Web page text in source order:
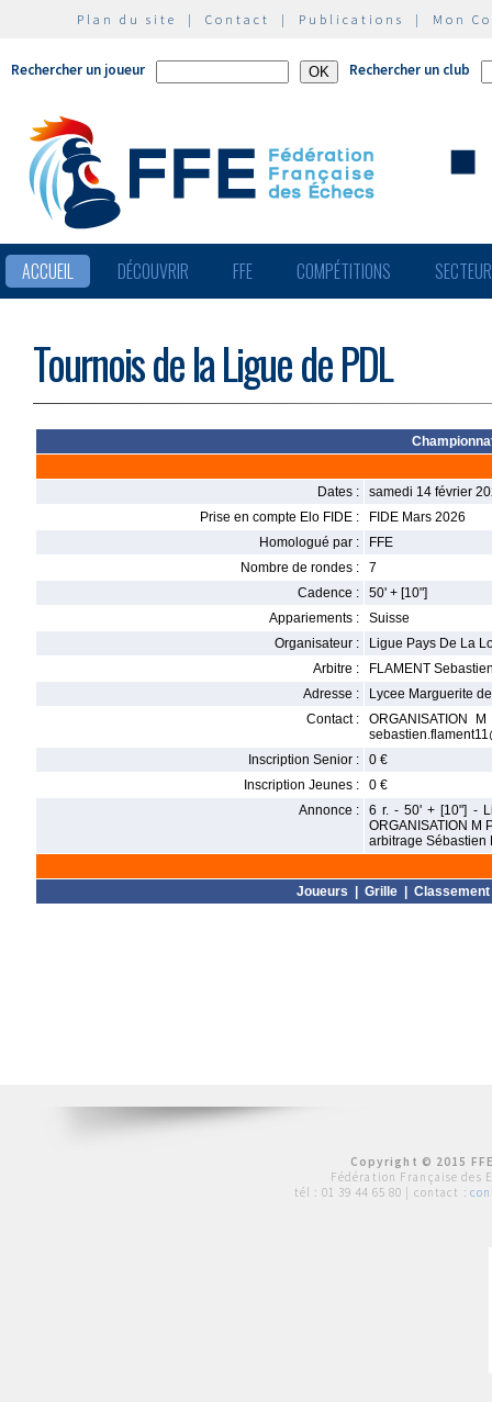
Plan du site | Contact | Publications | Mon
Rechercher un joueur Rechercher un club
ACCUEIL DÉCOUVRIR FFE COMPÉTITIONS
Tournois de la Ligue de PDL
Dates :
samedi 14 février
Prise en compte Elo FIDE :
FIDE Mars 2026
Homologué par :
FFE
Nombre de rondes :
7
Cadence :
50' + [10"]
Appariements :
Suisse
Organisateur :
Ligue Pays De La
Arbitre :
FLAMENT
Adresse :
Lycee Marguerite
Contact :
ORGANISATION
Inscription Senior :
0 €
Inscription Jeunes :
0 €
Annonce :
6 r. - 50' + [10"] -
ORGANISATION M
arbitrage Sébastien
Joueurs Grille Classement
Copyright © 2015
Fédération Française des
tél : 01 39 44 65 80 | contact :